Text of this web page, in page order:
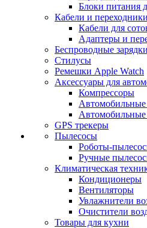
Блоки питания
Кабели и переходники
Кабели для
Адаптеры и
Беспроводные зарядки
Стилусы
Ремешки Apple Watch
Аксессуары для
Компрессоры
Автомобильные
Автомобильные
GPS трекеры
Пылесосы
Роботы-
Ручные
Климатическая
Кондиционеры
Вентиляторы
Увлажнители
Очистители
Товары для кухни